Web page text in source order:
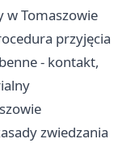
w Tomaszowie
przyjęcia
- kontakt,
zwiedzania